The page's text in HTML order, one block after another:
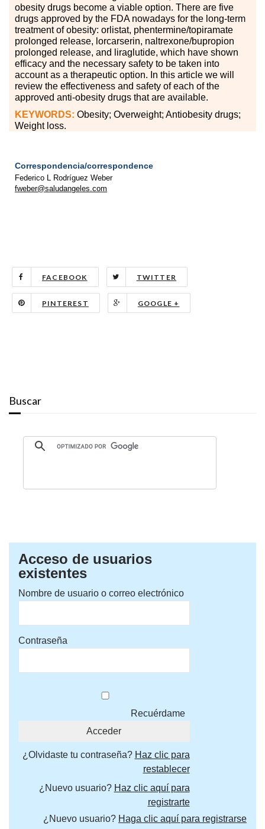
obesity drugs become a viable option. There are five
drugs approved by the FDA nowadays for the long-term
treatment of obesity: orlistat, phentermine/topiramate
prolonged release, lorcarserin, naltrexone/bupropion
prolonged release, and liraglutide, which have shown
efficacy and the necessary safety to be taken into
account as a therapeutic option. In this article we will
review the effectiveness and safety of each of the
approved anti-obesity drugs that are available.
KEYWORDS: Obesity; Overweight; Antiobesity drugs;
Weight loss.
Correspondencia/correspondence
Federico L Rodríguez Weber
fweber@saludangeles.com
FACEBOOK TWITTER
PINTEREST GOOGLE +
Buscar
Acceso de usuarios
existentes
Nombre de usuario o correo electrónico
Contraseña
Recuérdame
¿Olvidaste tu contraseña? Haz clic para
restablecer
¿Nuevo usuario? Haz clic aquí para
registrarte
¿Nuevo usuario? Haga clic aquí para registrarse